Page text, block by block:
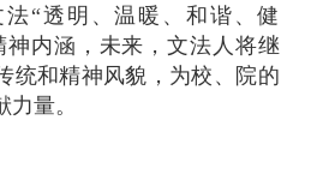
“透明、温暖、和谐、健
神内涵，未来，文法人将继
统和精神风貌，为校、院的
量。